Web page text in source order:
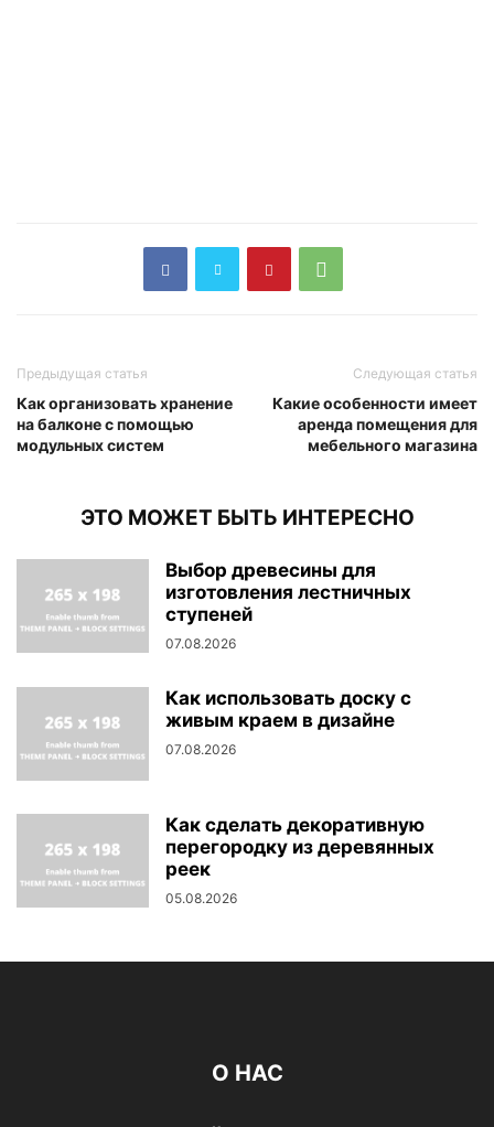
Предыдущая статья
Как организовать хранение
на балконе с помощью
модульных систем
Следующая статья
Какие особенности имеет
аренда помещения для
мебельного магазина
ЭТО МОЖЕТ БЫТЬ ИНТЕРЕСНО
Выбор древесины для
изготовления лестничных
ступеней
07.08.2026
Как использовать доску с
живым краем в дизайне
07.08.2026
Как сделать декоративную
перегородку из деревянных
реек
05.08.2026
О НАС